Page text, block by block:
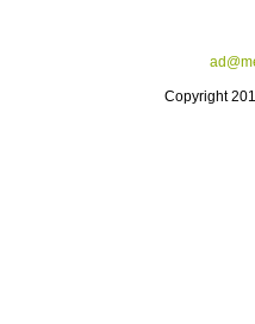
Copyright